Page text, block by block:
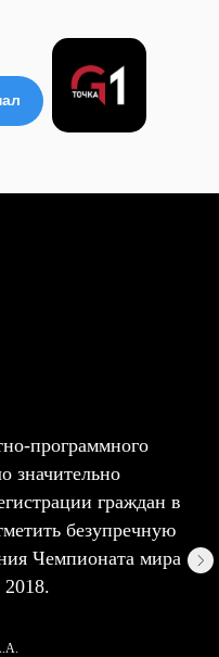
программного
значительно
граждан в
безупречную
Чемпионата мира